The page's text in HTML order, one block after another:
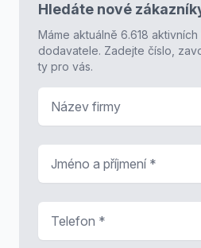
Hledáte nové
Máme aktuálně 6.618
dodavatele. Zadejte číslo,
ty pro vás.